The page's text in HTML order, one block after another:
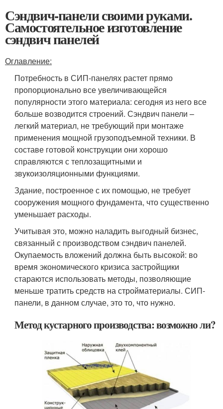
Сэндвич-панели своими руками.
Самостоятельное изготовление
сэндвич панелей
Оглавление:
Потребность в СИП-панелях растет прямо
пропорционально все увеличивающейся
популярности этого материала: сегодня из него все
больше возводится строений. Сэндвич панели –
легкий материал, не требующий при монтаже
применения мощной грузоподъемной техники. В
составе готовой конструкции они хорошо
справляются с теплозащитными и
звукоизоляционными функциями.
Здание, построенное с их помощью, не требует
сооружения мощного фундамента, что существенно
уменьшает расходы.
Учитывая это, можно наладить выгодный бизнес,
связанный с производством сэндвич панелей.
Окупаемость вложений должна быть высокой: во
время экономического кризиса застройщики
стараются использовать методы, позволяющие
меньше тратить средств на стройматериалы. СИП-
панели, в данном случае, это то, что нужно.
Метод кустарного производства: возможно ли?